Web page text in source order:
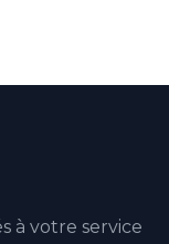
à votre service